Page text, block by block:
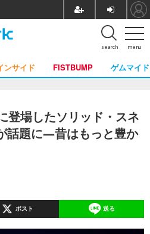
menu
search
ンサイド FISTBUMP ゲムマイド
登場したソリッド・スネ
話題に―昔はもっと豊か
ポスト 送る